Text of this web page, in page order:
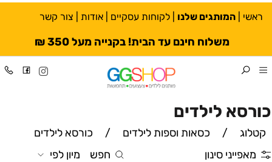
ראשי המותגים שלנו לקוחות עסקיים אודות צור קשר
משלוח חינם עד הבית! בקנייה מעל 350 ₪
כורסא לילדים
קטלוג / כסאות וספות לילדים /
כורסא לילדים
מאפייני סינון
חפש מיון לפי